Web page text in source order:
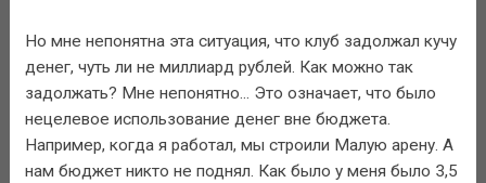
Но мне непонятна эта ситуация, что клуб задолжал кучу
денег, чуть ли не миллиард рублей. Как можно так
задолжать? Мне непонятно... Это означает, что было
нецелевое использование денег вне бюджета.
Например, когда я работал, мы строили Малую арену. А
нам бюджет никто не поднял. Как было у меня было 3,5